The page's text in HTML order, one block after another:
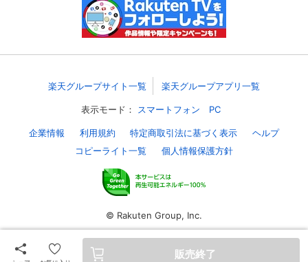
視聴年齢制限の変更時にパスコード入力が
求められるのでお子さまがいても安心で
す。
レスの変更が可能です。
定額見放題解約
可能です。
ログアウト
販売終了
楽天グループサイト一覧 楽天グループアプリ一覧
表示モード： スマートフォン PC
企業情報 利用規約 特定商取引法に基づく表示
ヘルプ
コピーライト一覧
個人情報保護方針
© Rakuten Group, Inc.